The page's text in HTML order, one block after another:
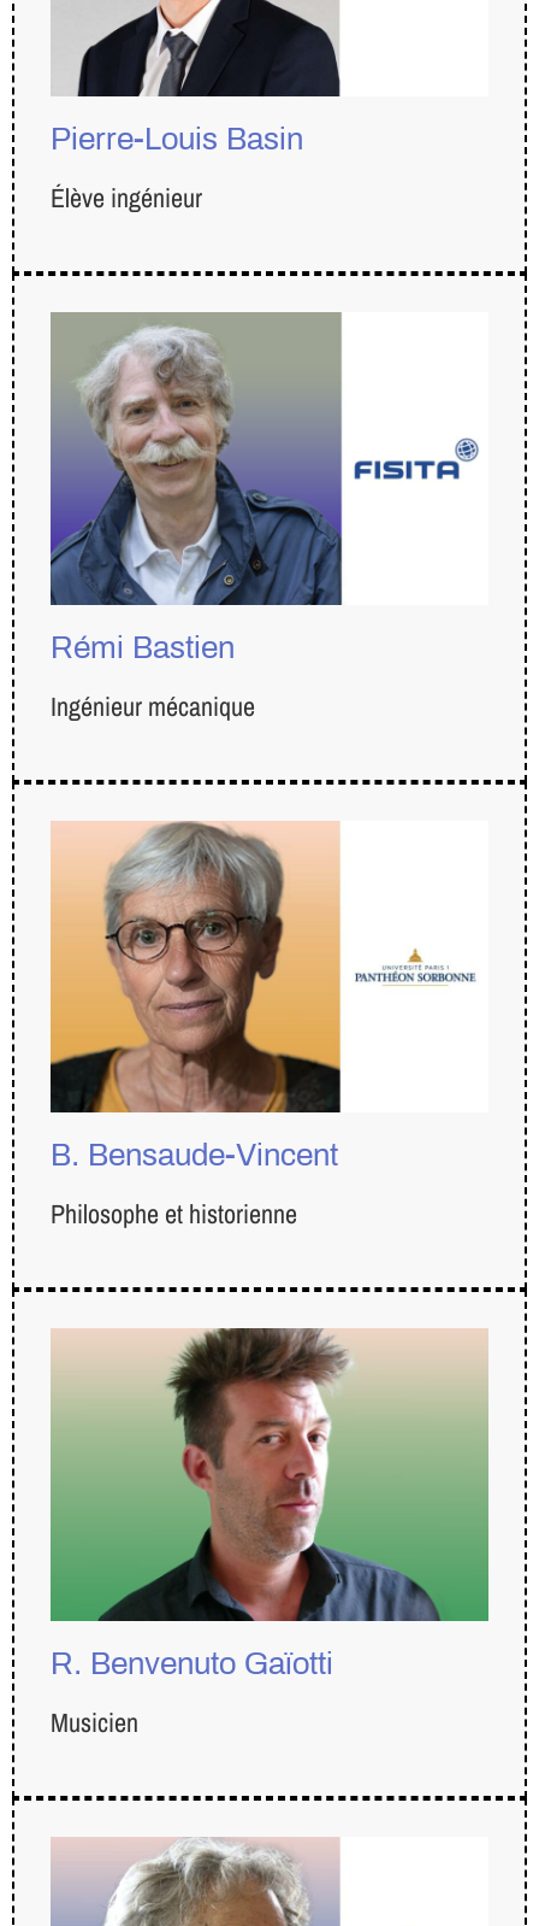
Pierre-Louis Basin
Élève ingénieur
Rémi Bastien
Ingénieur mécanique
B. Bensaude-Vincent
Philosophe et historienne
R. Benvenuto Gaïotti
Musicien